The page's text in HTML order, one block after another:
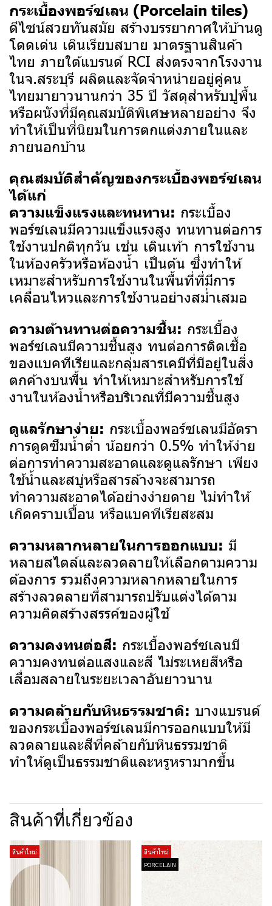
กระเบื้องพอร์ซเลน (Porcelain tiles)
ดีไซน์สวยทันสมัย สร้างบรรยากาศให้บ้านดู
โดดเด่น เดินเรียบสบาย มาตรฐานสินค้า
ไทย ภายใต้แบรนด์ RCI ส่งตรงจากโรงงาน
ในจ.สระบุรี ผลิตและจัดจำหน่ายอยู่คู่คน
ไทยมายาวนานกว่า 35 ปี วัสดุสำหรับปูพื้น
หรือผนังที่มีคุณสมบัติพิเศษหลายอย่าง จึง
ทำให้เป็นที่นิยมในการตกแต่งภายในและ
ภายนอกบ้าน
คุณสมบัติสำคัญของกระเบื้องพอร์ซเลน
ได้แก่
ความแข็งแรงและทนทาน: กระเบื้อง
พอร์ซเลนมีความแข็งแรงสูง ทนทานต่อการ
ใช้งานปกติทุกวัน เช่น เดินเท้า การใช้งาน
ในห้องครัวหรือห้องน้ำ เป็นต้น ซึ่งทำให้
เหมาะสำหรับการใช้งานในพื้นที่ที่มีการ
เคลื่อนไหวและการใช้งานอย่างสม่ำเสมอ
ความต้านทานต่อความชื้น: กระเบื้อง
พอร์ซเลนมีความชื้นสูง ทนต่อการติดเชื้อ
ของแบคทีเรียและกลุ่มสารเคมีที่มีอยู่ในสิ่ง
ตกค้างบนพื้น ทำให้เหมาะสำหรับการใช้
งานในห้องน้ำหรือบริเวณที่มีความชื้นสูง
ดูแลรักษาง่าย: กระเบื้องพอร์ซเลนมีอัตรา
การดูดซึมน้ำต่ำ น้อยกว่า 0.5% ทำให้ง่าย
ต่อการทำความสะอาดและดูแลรักษา เพียง
ใช้น้ำและสบู่หรือสารล้างจะสามารถ
ทำความสะอาดได้อย่างง่ายดาย ไม่ทำให้
เกิดคราบเปื้อน หรือแบคทีเรียสะสม
ความหลากหลายในการออกแบบ: มี
หลายสไตล์และลวดลายให้เลือกตามความ
ต้องการ รวมถึงความหลากหลายในการ
สร้างลวดลายที่สามารถปรับแต่งได้ตาม
ความคิดสร้างสรรค์ของผู้ใช้
ความคงทนต่อสี: กระเบื้องพอร์ซเลนมี
ความคงทนต่อแสงและสี ไม่ระเหยสีหรือ
เสื่อมสลายในระยะเวลาอันยาวนาน
ความคล้ายกับหินธรรมชาติ: บางแบรนด์
ของกระเบื้องพอร์ซเลนมีการออกแบบให้มี
ลวดลายและสีที่คล้ายกับหินธรรมชาติ
ทำให้ดูเป็นธรรมชาติและหรูหรามากขึ้น
สินค้าที่เกี่ยวข้อง
สินค้าใหม่
สินค้าใหม่
PORCELAIN